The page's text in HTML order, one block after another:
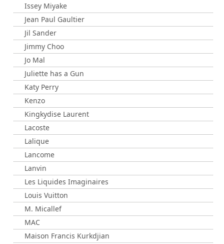
Issey Miyake
Jean Paul Gaultier
Jil Sander
Jimmy Choo
Jo Mal
Juliette has a Gun
Katy Perry
Kenzo
Kingkydise Laurent
Lacoste
Lalique
Lancome
Lanvin
Les Liquides Imaginaires
Louis Vuitton
M. Micallef
MAC
Maison Francis Kurkdjian